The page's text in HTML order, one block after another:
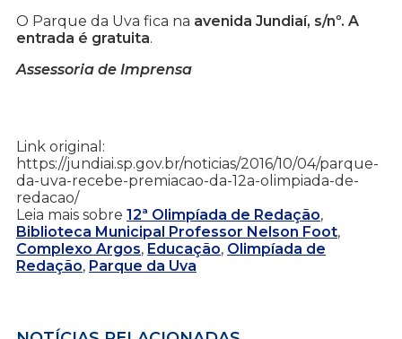
O Parque da Uva fica na avenida Jundiaí, s/nº. A
entrada é gratuita.
Assessoria de Imprensa
Link original:
https://jundiai.sp.gov.br/noticias/2016/10/04/parque-
da-uva-recebe-premiacao-da-12a-olimpiada-de-
redacao/
Leia mais sobre 12ª Olimpíada de Redação,
Biblioteca Municipal Professor Nelson Foot,
Complexo Argos, Educação, Olimpíada de
Redação, Parque da Uva